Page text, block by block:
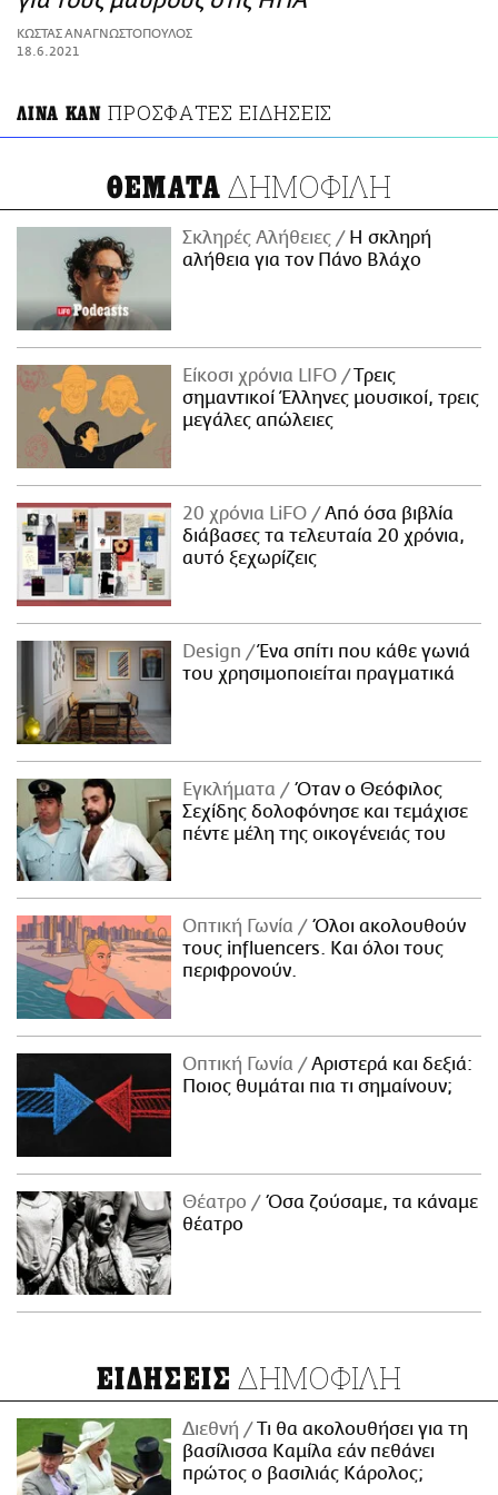
ΑΜΠΑ
PRINT
ΚΩΣΤΑΣ ΑΝΑΓΝΩΣΤΟΠΟΥΛΟΣ
18.6.2021
ΛΙΝΑ ΚΑΝ ΠΡΟΣΦΑΤΕΣ ΕΙΔΗΣΕΙΣ
ΘΕΜΑΤΑ ΔΗΜΟΦΙΛΗ
Σκληρές Αλήθειες
H σκληρή
αλήθεια για τον Πάνο Βλάχο
Είκοσι χρόνια LIFO
Tρεις
σημαντικοί Έλληνες μουσικοί, τρεις
μεγάλες απώλειες
20 χρόνια LiFO
Από όσα βιβλία
διάβασες τα τελευταία 20 χρόνια,
αυτό ξεχωρίζεις
Design
Ένα σπίτι που κάθε γωνιά
του χρησιμοποιείται πραγματικά
Εγκλήματα
Όταν ο Θεόφιλος
Σεχίδης δολοφόνησε και τεμάχισε
πέντε μέλη της οικογένειάς του
Οπτική Γωνία
Όλοι ακολουθούν
τους influencers. Και όλοι τους
περιφρονούν.
Οπτική Γωνία
Αριστερά και δεξιά:
Ποιος θυμάται πια τι σημαίνουν;
Θέατρο
Όσα ζούσαμε, τα κάναμε
θέατρο
ΕΙΔΗΣΕΙΣ ΔΗΜΟΦΙΛΗ
Διεθνή
Τι θα ακολουθήσει για τη
βασίλισσα Καμίλα εάν πεθάνει
πρώτος ο βασιλιάς Κάρολος;